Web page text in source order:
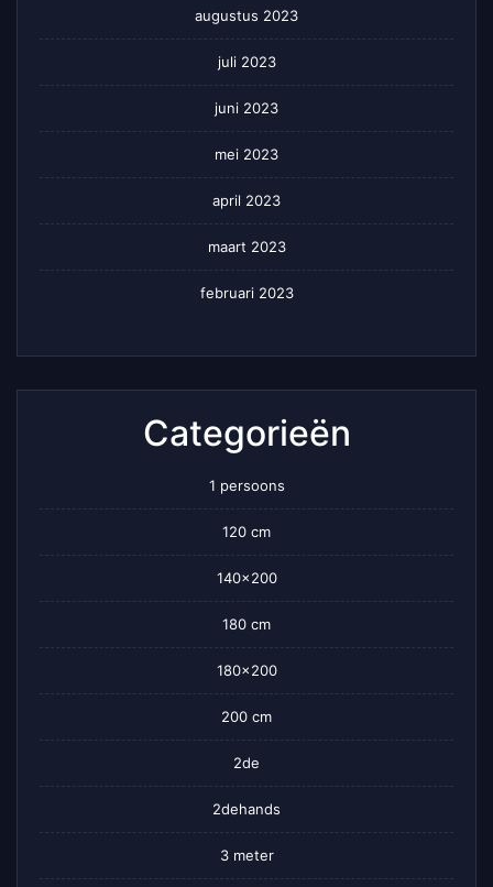
augustus 2023
juli 2023
juni 2023
mei 2023
april 2023
maart 2023
februari 2023
Categorieën
1 persoons
120 cm
140×200
180 cm
180×200
200 cm
2de
2dehands
3 meter